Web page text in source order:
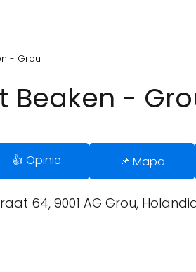
- Grou
Beaken -
👍 Opinie 📌 Mapa
64, 9001 AG Grou,